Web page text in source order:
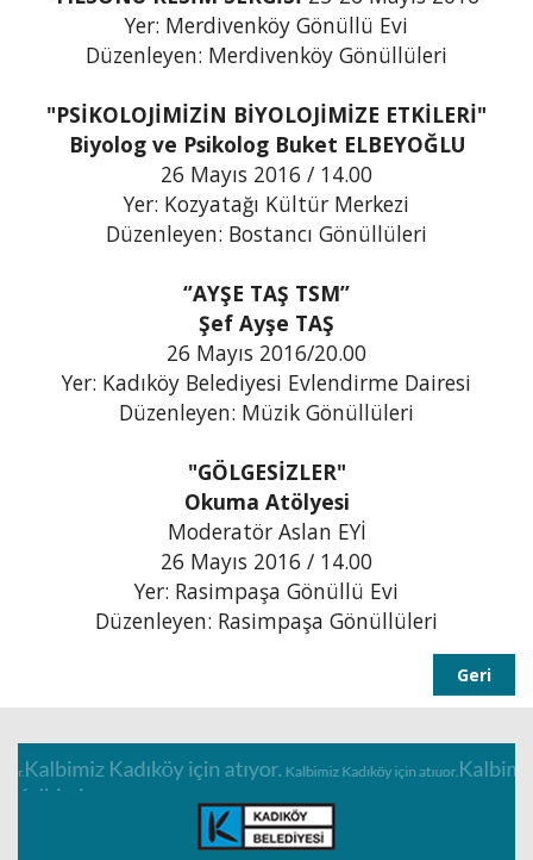
Yer: Merdivenköy Gönüllü Evi
Düzenleyen: Merdivenköy Gönüllüleri
"PSİKOLOJİMİZİN BİYOLOJİMİZE ETKİLERİ"
Biyolog ve Psikolog Buket ELBEYOĞLU
26 Mayıs 2016 / 14.00
Yer: Kozyatağı Kültür Merkezi
Düzenleyen: Bostancı Gönüllüleri
‘’AYŞE TAŞ TSM’’
Şef Ayşe TAŞ
26 Mayıs 2016/20.00
Yer: Kadıköy Belediyesi Evlendirme Dairesi
Düzenleyen: Müzik Gönüllüleri
"GÖLGESİZLER"
Okuma Atölyesi
Moderatör Aslan EYİ
26 Mayıs 2016 / 14.00
Yer: Rasimpaşa Gönüllü Evi
Düzenleyen: Rasimpaşa Gönüllüleri
Geri